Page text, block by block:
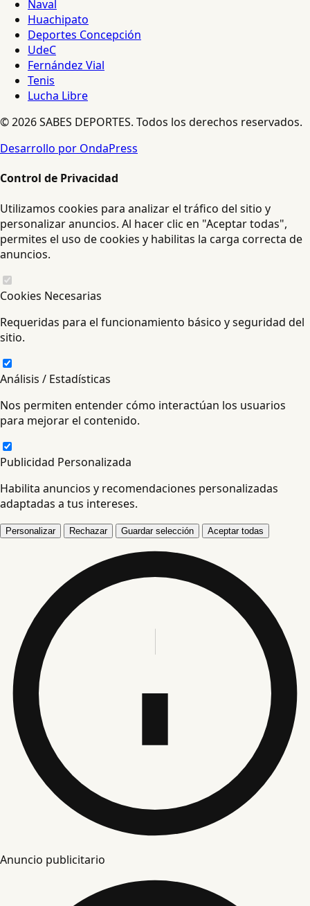
Naval
Huachipato
Deportes Concepción
UdeC
Fernández Vial
Tenis
Lucha Libre
© 2026 SABES DEPORTES. Todos los derechos reservados.
Desarrollo por OndaPress
Control de Privacidad
Utilizamos cookies para analizar el tráfico del sitio y
personalizar anuncios. Al hacer clic en "Aceptar todas",
permites el uso de cookies y habilitas la carga correcta de
anuncios.
Cookies Necesarias
Requeridas para el funcionamiento básico y seguridad del
sitio.
Análisis / Estadísticas
Nos permiten entender cómo interactúan los usuarios
para mejorar el contenido.
Publicidad Personalizada
Habilita anuncios y recomendaciones personalizadas
adaptadas a tus intereses.
Personalizar Rechazar Guardar selección Aceptar todas
Anuncio publicitario